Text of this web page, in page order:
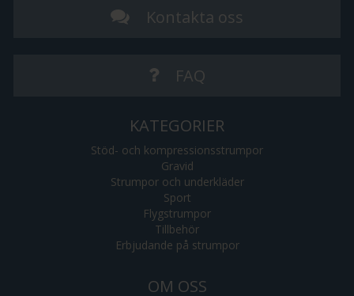
Kontakta oss
FAQ
KATEGORIER
Stöd- och kompressionsstrumpor
Gravid
Strumpor och underkläder
Sport
Flygstrumpor
Tillbehör
Erbjudande på strumpor
OM OSS